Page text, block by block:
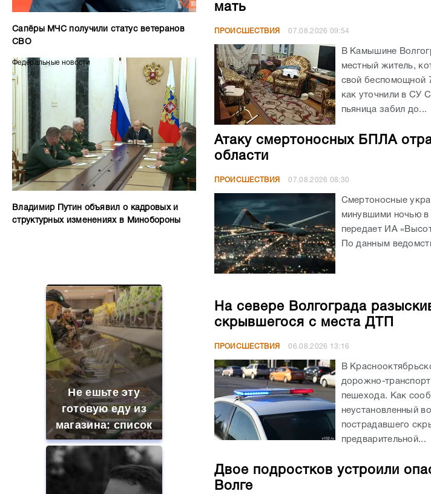
Сапёры МЧС получили статус ветеранов
СВО
Федеральные новости
Владимир Путин объявил о кадровых и
структурных изменениях в Минобороны
Не ешьте эту
готовую еду из
магазина: список
мать
ПРОИСШЕСТВИЯ 07.08.2026 09:54
В Камышине
местный житель,
свой беспомощной
как уточнили в СУ
пьяница забил до...
Атаку смертоносных БПЛА
области
ПРОИСШЕСТВИЯ 07.08.2026 08:30
Смертоносные
минувшими ночью в
передает ИА
По данным
На севере Волгограда
скрывшегося с места ДТП
ПРОИСШЕСТВИЯ 06.08.2026 13:16
В
дорожно-
пешехода. Как
неустановленный
пострадавшего
предварительной...
Двое подростков устроили
Волге